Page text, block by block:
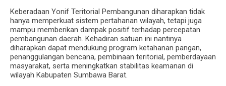
Keberadaan Yonif Teritorial Pembangunan diharapkan tidak
hanya memperkuat sistem pertahanan wilayah, tetapi juga
mampu memberikan dampak positif terhadap percepatan
pembangunan daerah. Kehadiran satuan ini nantinya
diharapkan dapat mendukung program ketahanan pangan,
penanggulangan bencana, pembinaan teritorial, pemberdayaan
masyarakat, serta meningkatkan stabilitas keamanan di
wilayah Kabupaten Sumbawa Barat.